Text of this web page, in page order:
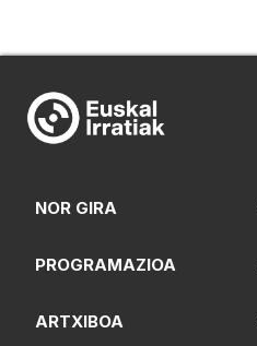
NOR GIRA
PROGRAMAZIOA
ARTXIBOA